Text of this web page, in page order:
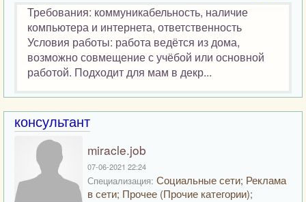
Требования: коммуникабельность, наличие
компьютера и интернета, ответственность
Условия работы: работа ведётся из дома,
возможно совмещение с учёбой или основной
работой. Подходит для мам в декр...
консультант
miracle.job
07-06-2021 22:24
Специализация: Социальные сети; Реклама
в сети; Прочее (Прочие категории);